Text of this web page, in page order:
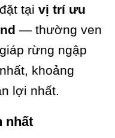
tại vị trí ưu
— thường ven
rừng ngập
khoảng
lợi nhất.
nhất